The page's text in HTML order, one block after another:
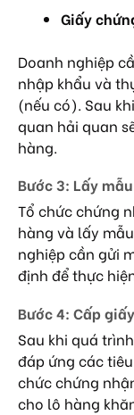
Giấy
Doanh nghiệp
nhập khẩu và
(nếu có). Sau
quan hải quan
hàng.
Bước 3: Lấy
Tổ chức chứng
hàng và lấy
nghiệp cần gửi
định để thực
Bước 4: Cấp
Sau khi quá
đáp ứng các
chức chứng
cho lô hàng